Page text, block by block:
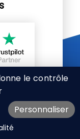
le contrôle
Personnaliser